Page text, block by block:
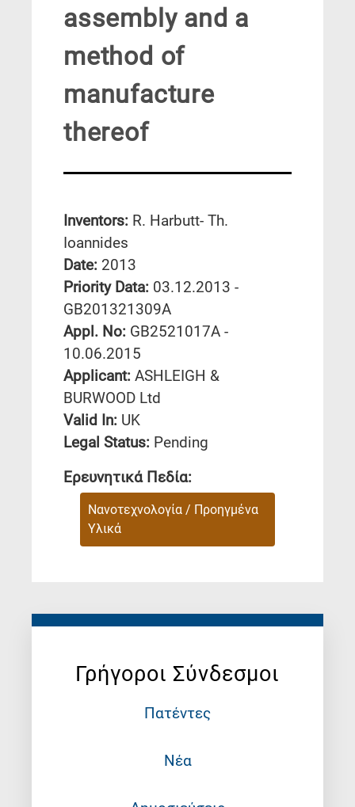
Γρήγοροι Σύνδεσμοι
Πατέντες
Νέα
assembly and a
method of
manufacture
thereof
Inventors: R. Harbutt- Th.
Ioannides
Date: 2013
Priority Data: 03.12.2013 -
GB201321309A
Appl. No: GB2521017A -
10.06.2015
Applicant: ASHLEIGH &
BURWOOD Ltd
Valid In: UK
Legal Status: Pending
Ερευνητικά Πεδία:
Νανοτεχνολογία / Προηγμένα
Υλικά